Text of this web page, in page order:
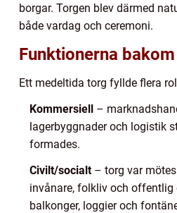
borgar. Torgen blev därmed
både vardag och ceremoni.
Funktionerna
Ett medeltida torg fyllde flera
Kommersiell –
lagerbyggnader och logistik
formades.
Civilt/socialt– torg var
invånare, folkliv och offentlig
balkonger, loggier och